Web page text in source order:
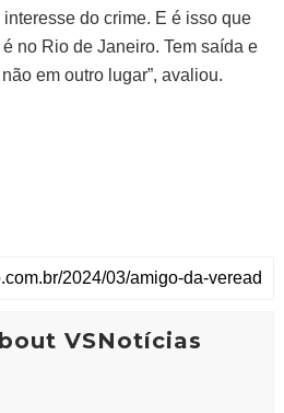
do crime. E é isso que
no Rio de Janeiro. Tem saída e
em outro lugar”, avaliou.
VSNotícias